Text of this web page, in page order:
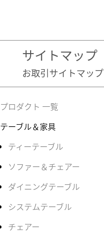
サイトマップ
お取引サイトマップ
プロダクト 一覧
テーブル＆家具
ティーテーブル
ソファー＆チェアー
ダイニングテーブル
システムテーブル
チェアー